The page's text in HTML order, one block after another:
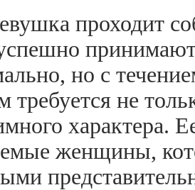
проходит
принимают
но с
требуется не
характера.
женщины,